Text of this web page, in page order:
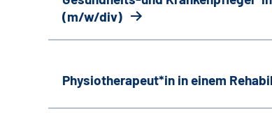
(m/w/div)
Physiotherapeut*in in einem